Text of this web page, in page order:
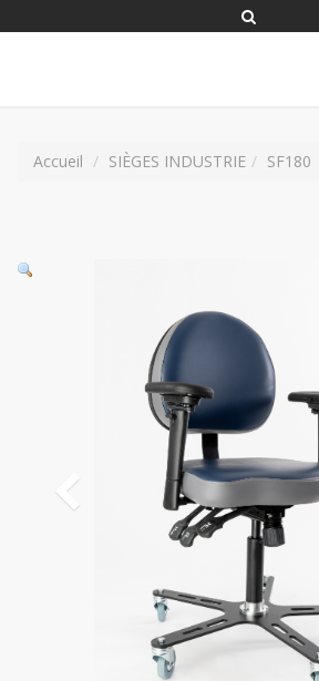
Accueil SIÈGES INDUSTRIE SF180